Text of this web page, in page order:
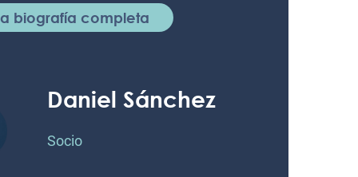
biografía completa
Daniel Sánchez
Socio